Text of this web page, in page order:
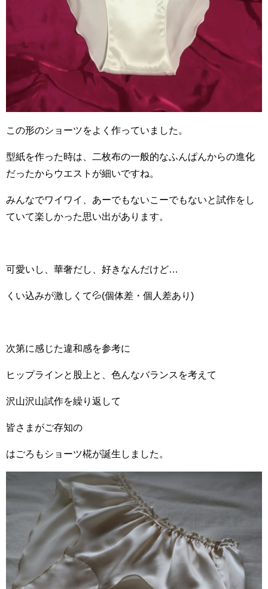
この形のショーツをよく作っていました。
型紙を作った時は、二枚布の一般的なふんぱんからの進化
だったからウエストが細いですね。
みんなでワイワイ、あーでもないこーでもないと試作をし
ていて楽しかった思い出があります。
可愛いし、華奢だし、好きなんだけど…
くい込みが激しくて💦(個体差・個人差あり)
次第に感じた違和感を参考に
ヒップラインと股上と、色んなバランスを考えて
沢山沢山試作を繰り返して
皆さまがご存知の
はごろもショーツ椛が誕生しました。